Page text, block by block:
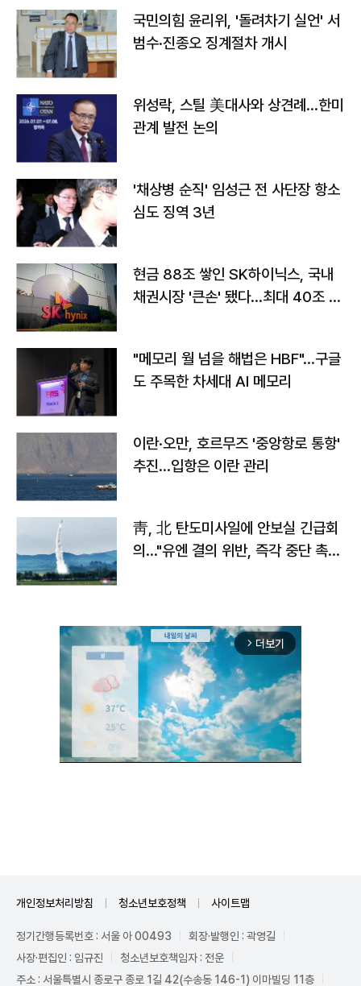
국민의힘 윤리위, '돌려차기 실언' 서
범수·진종오 징계절차 개시
위성락, 스틸 美대사와 상견례…한미
관계 발전 논의
'채상병 순직' 임성근 전 사단장 항소
심도 징역 3년
현금 88조 쌓인 SK하이닉스, 국내
채권시장 '큰손' 됐다…최대 40조 투
"메모리 월 넘을 해법은 HBF"…구글
도 주목한 차세대 AI 메모리
이란·오만, 호르무즈 '중앙항로 통항'
추진…입항은 이란 관리
靑, 北 탄도미사일에 안보실 긴급회
의…"유엔 결의 위반, 즉각 중단 촉
arrow_forward_ios 더보기
개인정보처리방침 청소년보호정책 사이트맵
정기간행등록번호 : 서울 아 00493
회장·발행인 : 곽영길
사장·편집인 : 임규진
청소년보호책임자 : 전운
주소 : 서울특별시 종로구 종로 1길 42(수송동 146-1) 이마빌딩 11층